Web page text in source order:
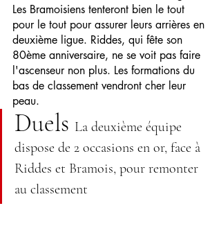
Les Bramoisiens tenteront bien le tout
pour le tout pour assurer leurs arrières en
deuxième ligue. Riddes, qui fête son
80ème anniversaire, ne se voit pas faire
l'ascenseur non plus. Les formations du
bas de classement vendront cher leur
peau.
Duels La deuxième équipe
dispose de 2 occasions en or, face à
Riddes et Bramois, pour remonter
au classement